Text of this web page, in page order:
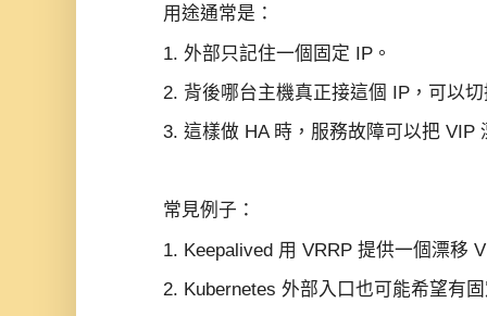
用途通常是：
1. 外部只記住一個固定 IP。
2. 背後哪台主機真正接這個 IP，可以
3. 這樣做 HA 時，服務故障可以把 VIP
常見例子：
1. Keepalived 用 VRRP 提供一個漂移
2. Kubernetes 外部入口也可能希望有